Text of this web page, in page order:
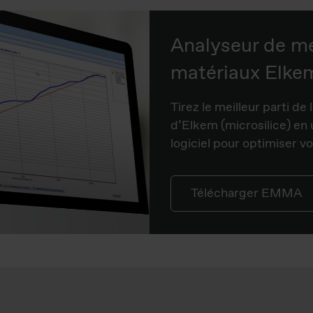
Analyseur de
matériaux
Tirez le meilleur parti de
d’Elkem (microsilice)
logiciel pour optimiser
Télécharger EMMA